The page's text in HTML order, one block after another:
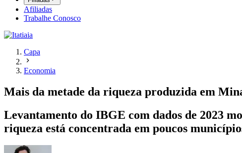
Afiliadas
Trabalhe Conosco
Capa
Economia
Mais da metade da riqueza produzida em
Levantamento do IBGE com dados de 2023
riqueza está concentrada em poucos